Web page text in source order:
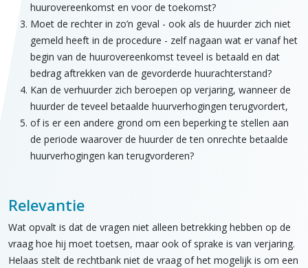
huurovereenkomst en voor de toekomst?
Moet de rechter in zo’n geval - ook als de huurder zich niet
gemeld heeft in de procedure - zelf nagaan wat er vanaf het
begin van de huurovereenkomst teveel is betaald en dat
bedrag aftrekken van de gevorderde huurachterstand?
Kan de verhuurder zich beroepen op verjaring, wanneer de
huurder de teveel betaalde huurverhogingen terugvordert,
of is er een andere grond om een beperking te stellen aan
de periode waarover de huurder de ten onrechte betaalde
huurverhogingen kan terugvorderen?
Relevantie
Wat opvalt is dat de vragen niet alleen betrekking hebben op de
vraag hoe hij moet toetsen, maar ook of sprake is van verjaring.
Helaas stelt de rechtbank niet de vraag of het mogelijk is om een